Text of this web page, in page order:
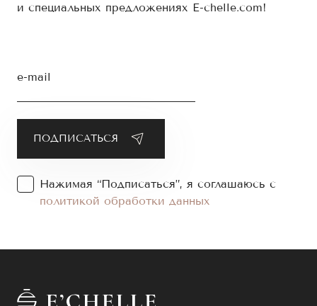
и специальных предложениях E-chelle.com!
e-mail
Нажимая “Подписаться”, я соглашаюсь с
политикой обработки данных